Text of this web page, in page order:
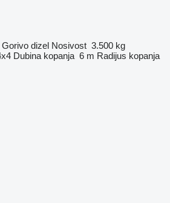
Gorivo dizel Nosivost 3.500 kg
Dubina kopanja 6 m Radijus kopanja